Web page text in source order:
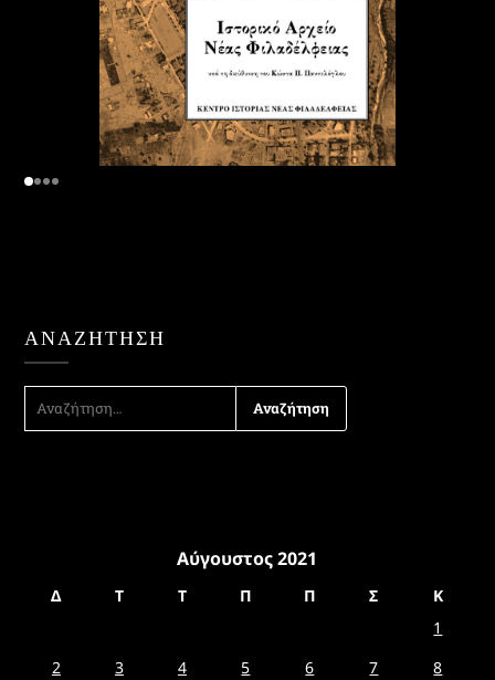
ΑΝΑΖΉΤΗΣΗ
ΑΝΑΖΉΤΗΣΗ
ΓΙΑ:
Αύγουστος 2021
Δ Τ Τ Π Π Σ
Κ
1
2
3 4 5 6 7
8